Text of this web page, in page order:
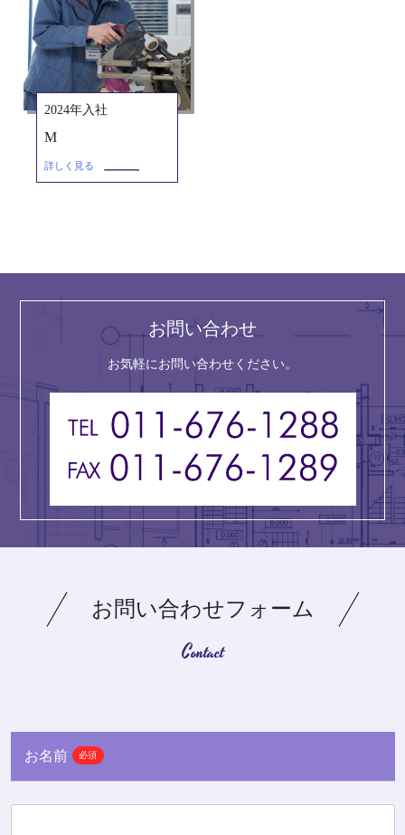
2024年入社
M
詳しく見る
お問い合わせ
お気軽にお問い合わせください。
お問い合わせフォーム
Contact
お名前 必須